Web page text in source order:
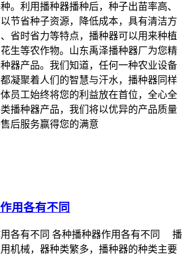
。利用播种器播种后，种子出苗率高、
节省种子资源，降低成本，具有清洁方
省时省力等特点，播种器可以用来种植
生等农作物。山东禹泽播种器厂为您精
器产品。我们知道，任何一种农业设备
凝聚着人们的智慧与汗水，播种器同样
员工始终将您的利益放在首位，全心全
播种器产品，我们将以优异的产品质量
后服务赢得您的满意
用各有不同
各有不同 各种播种器作用各有不同 播
机械，器种类繁多，播种器的种类主要